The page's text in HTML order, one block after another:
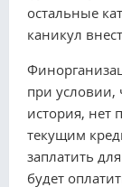
остальные
каникул
при условии,
история, нет
текущим
заплатить
будет